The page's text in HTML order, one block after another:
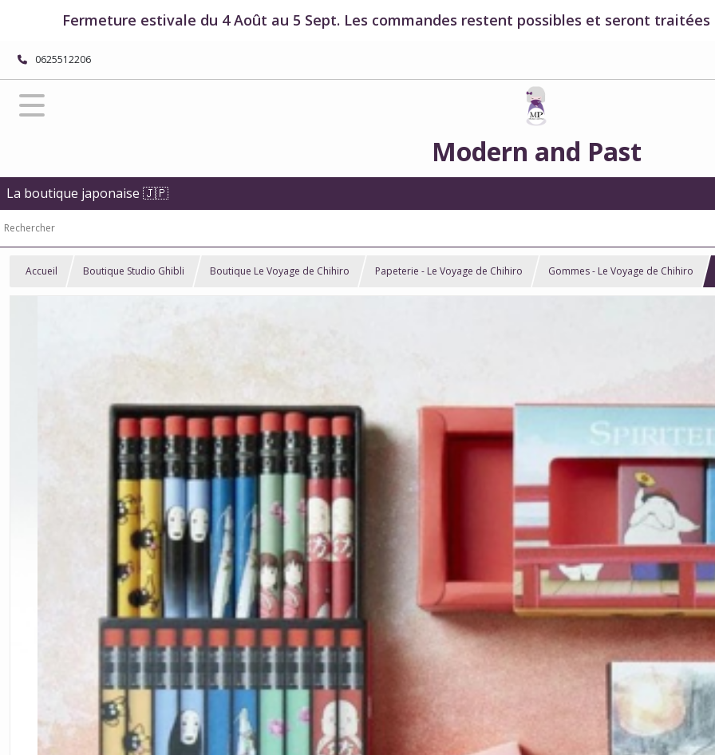
Fermeture estivale du 4 Août au 5 Sept. Les commandes restent possibles et seront
0625512206
Modern and Past
La boutique japonaise 🇯🇵
Accueil Boutique Studio Ghibli Boutique Le Voyage de Chihiro Papeterie - Le Voyage de Chihiro Gommes - Le Voyage de Chihiro